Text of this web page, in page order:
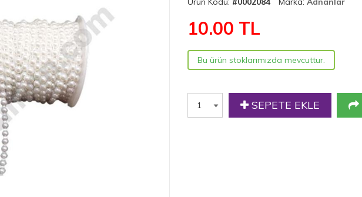
10.00 TL
Bu ürün stoklarımızda mevcuttur.
SEPETE EKLE